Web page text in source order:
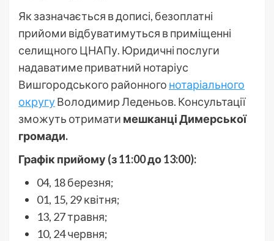
Як зазначається в дописі, безоплатні
прийоми відбуватимуться в приміщенні
селищного ЦНАПу. Юридичні послуги
надаватиме приватний нотаріус
Вишгородського районного нотаріального
округуВолодимир Леденьов. Консультації
зможуть отримати мешканці Димерської
громади.
Графік прийому (з 11:00 до 13:00):
04, 18 березня;
01, 15, 29 квітня;
13, 27 травня;
10, 24 червня;